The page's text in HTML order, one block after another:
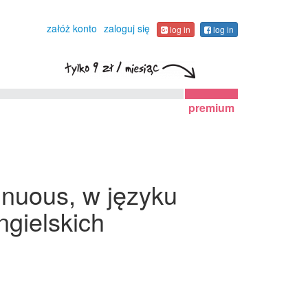
załóż konto zaloguj się log in log in
premium
w języku